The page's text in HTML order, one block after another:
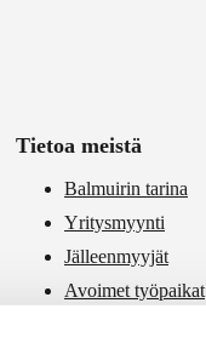
Tietoa meistä
Balmuirin tarina
Yritysmyynti
Jälleenmyyjät
Avoimet työpaikat